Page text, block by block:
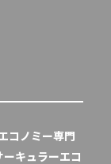
コノミー専門
キュラーエコ